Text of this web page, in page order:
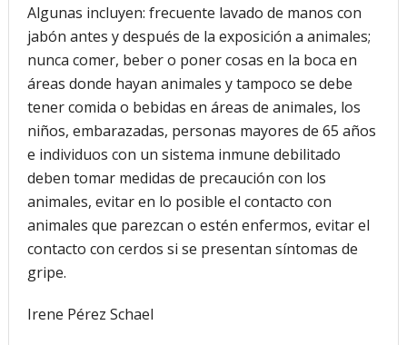
Algunas incluyen: frecuente lavado de manos con
jabón antes y después de la exposición a animales;
nunca comer, beber o poner cosas en la boca en
áreas donde hayan animales y tampoco se debe
tener comida o bebidas en áreas de animales, los
niños, embarazadas, personas mayores de 65 años
e individuos con un sistema inmune debilitado
deben tomar medidas de precaución con los
animales, evitar en lo posible el contacto con
animales que parezcan o estén enfermos, evitar el
contacto con cerdos si se presentan síntomas de
gripe.
Irene Pérez Schael